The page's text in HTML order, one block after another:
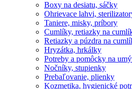
Boxy na desiatu, sáčky
Ohrievace lahvi,
Taniere, misky, príbory
Cumlíky, retiazky na
Retiazky a púzdra na
Hryzátka, hrkálky
Potreby a pomôcky na
Nočníky, stupienky
Prebaľovanie, plienky
Kozmetika, hygienické